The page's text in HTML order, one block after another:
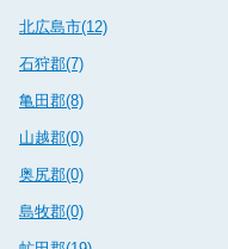
北広島市(12)
石狩郡(7)
亀田郡(8)
山越郡(0)
奥尻郡(0)
島牧郡(0)